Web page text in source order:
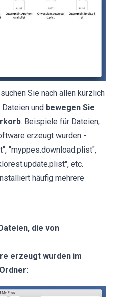
Sie nach allen kürzlich
und bewegen Sie
. Beispiele für Dateien,
erzeugt wurden -
"myppes.download.plist",
etc.
häufig mehrere
die von
erzeugt wurden im